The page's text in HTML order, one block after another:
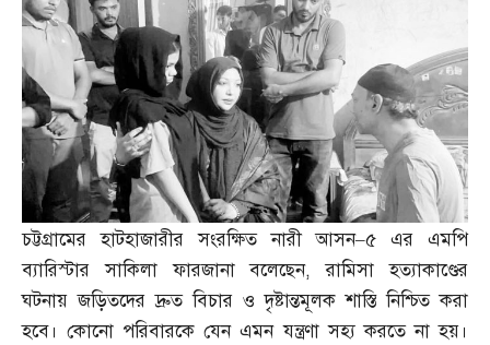
চট্টগ্রামের হাটহাজারীর সংরক্ষিত নারী আসন–৫ এর এমপি
ব্যারিস্টার সাকিলা ফারজানা বলেছেন,রামিসা হত্যাকাণ্ডের
ঘটনায় জড়িতদের দ্রুত বিচার ও দৃষ্টান্তমূলক শাস্তি নিশ্চিত করা
হবে। কোনো পরিবারকে যেন এমন যন্ত্রণা সহ্য করতে না হয়।